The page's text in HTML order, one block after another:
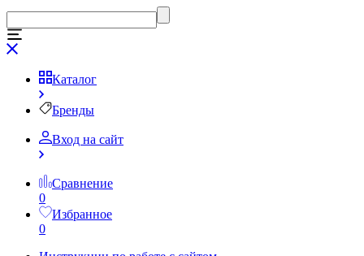
Каталог
Бренды
Вход на сайт
Сравнение
0
Избранное
0